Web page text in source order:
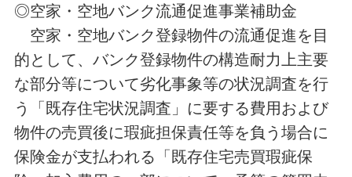
◎空家・空地バンク流通促進事業補助金
空家・空地バンク登録物件の流通促進を目
的として、バンク登録物件の構造耐力上主要
な部分等について劣化事象等の状況調査を行
う「既存住宅状況調査」に要する費用および
物件の売買後に瑕疵担保責任等を負う場合に
保険金が支払われる「既存住宅売買瑕疵保